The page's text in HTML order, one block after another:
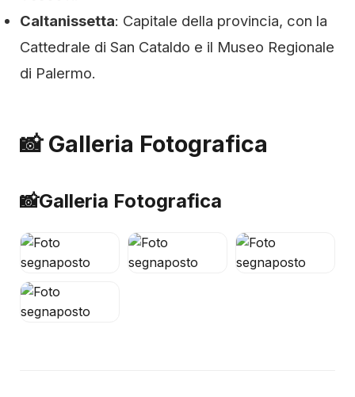
Caltanissetta: Capitale della provincia, con la
Cattedrale di San Cataldo e il Museo Regionale
di Palermo.
📸 Galleria Fotografica
📸Galleria Fotografica